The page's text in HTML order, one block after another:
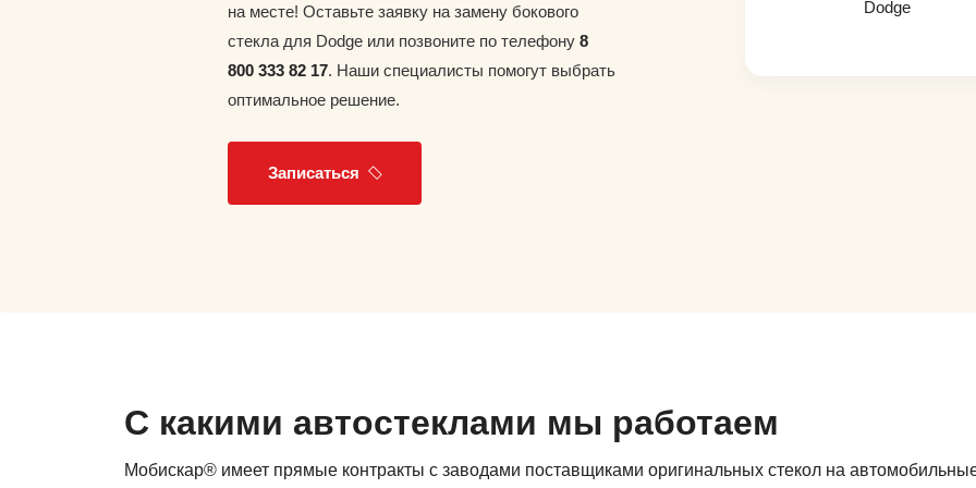
на месте! Оставьте заявку на замену бокового
стекла для Dodge или позвоните по телефону 8
800 333 82 17. Наши специалисты помогут выбрать
оптимальное решение.
Записаться
Dodge
С какими автостеклами мы работаем
Мобискар® имеет прямые контракты с заводами поставщиками оригинальных стекол на